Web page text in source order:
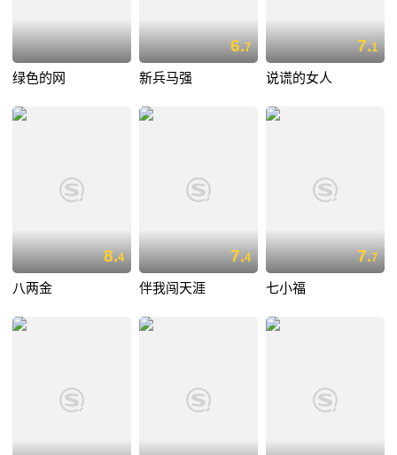
绿色的网
6.7
新兵马强
7.1
说谎的女人
8.4
八两金
7.4
伴我闯天涯
7.7
七小福